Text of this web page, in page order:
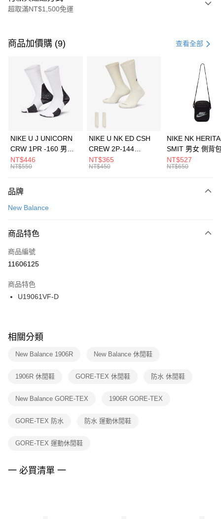
超取滿NT$1,500免運
信用卡一次付款
3 期 0 利率 每期 21家銀行
合作金庫商業銀行
第一商業銀行
華南商業銀行
彰化商業銀行
上海商業儲蓄銀行
元大商業銀行
台灣樂天信用卡公司
Apple Pay
全盈+PAY
AFTEE先享後付
【關於「AFTEE先享後付」】
便利好安心！
３．安心：先確認商品／服務後，再付款。
【「AFTEE先享後付」結帳流程】
１．於結帳方式選擇「AFTEE先享後付」後，將跳轉至「AFTEE先享後付」
２．訂單成立數日內，您將收到繳費通知簡訊。
３．收到繳費通知簡訊後14天內，點擊此簡訊中的連結，可透過四大超商／
ATM／網路銀行／等多元方式進行付款，方視為交易完成。
※ 交易是否成功請以「AFTEE先享後付 」之結帳頁面顯示為準，若有關於
是否繳費成功／繳費後需取消欲退款等相關疑問，請聯繫「AFTEE先享後付
客戶支援中心」 https://netprotections.freshdesk.com/support/home
１．透過由恩沛科技股份有限公司提供之「AFTEE先享後付」服務完成之交
權轉讓予恩沛科技股份有限公司。
３．未成年的使用者請事先徵得法定代理人或監護人之同意方可使用
任。
請求用戶進行身份認證。
５．嚴禁一人註冊多個帳號或使用他人資訊註冊。若發現惡意使用之情形，
運送方式
每筆NT$100，滿NT$1,500(含以上)免運費
宅配
每筆NT$100，滿NT$1,500(含以上)免運費
付款後門市自取
每筆NT$100，滿NT$1,500(含以上)免運費
商品加價購 (9) 查看全部
NIKE U J UNICORN
CRW 1PR -160 男女
中統襪 FZ3393100
NT$446
NT$550
NIKE U NK ED CSH
CREW 2P-144
EMBRDY 男女 短統襪
FZ3073133
NT$365
NT$450
NIKE NK
SMIT 男女 側背
BA5871010
NT$527
NT$650
品牌
New Balance
商品特色
商品編號
11606125
商品特色
U19061VF-D
相關分類
New Balance 1906R New Balance 休閒鞋
1906R 休閒鞋 GORE-TEX 休閒鞋 防水 休閒鞋
New Balance GORE-TEX 1906R GORE-TEX
GORE-TEX 防水 防水 運動休閒鞋
GORE-TEX 運動休閒鞋
一 必買清單 一